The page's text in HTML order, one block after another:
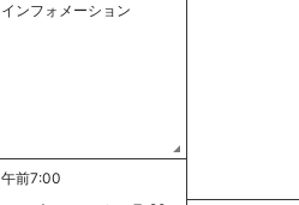
インフォメーション
午前7:00